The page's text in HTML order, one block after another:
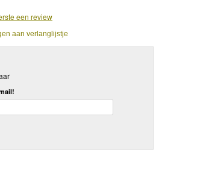
een review
aan verlanglijstje